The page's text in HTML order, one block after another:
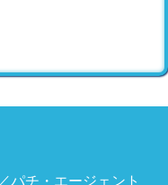
パチ・エージェント